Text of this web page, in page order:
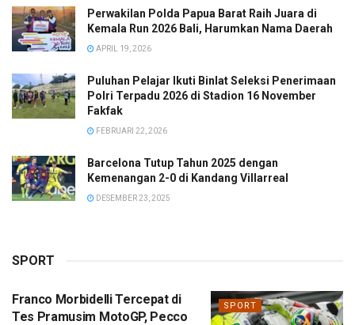
Perwakilan Polda Papua Barat Raih Juara di
Kemala Run 2026 Bali, Harumkan Nama Daerah
APRIL 19, 2026
Puluhan Pelajar Ikuti Binlat Seleksi Penerimaan
Polri Terpadu 2026 di Stadion 16 November
Fakfak
FEBRUARI 22, 2026
Barcelona Tutup Tahun 2025 dengan
Kemenangan 2-0 di Kandang Villarreal
DESEMBER 23, 2025
SPORT
SPORT
Franco Morbidelli Tercepat di
Tes Pramusim MotoGP, Pecco